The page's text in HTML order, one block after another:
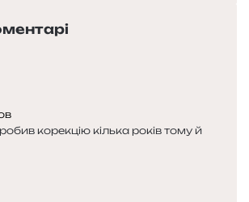
корекцію кілька років тому й